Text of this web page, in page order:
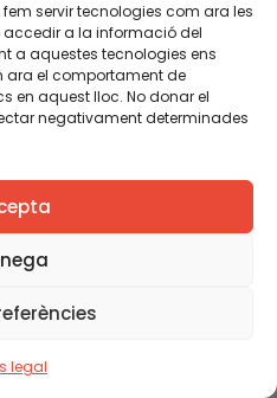
fem servir tecnologies com ara les
a la informació del
a aquestes tecnologies ens
ara el comportament de
en aquest lloc. No donar el
negativament determinades
legal